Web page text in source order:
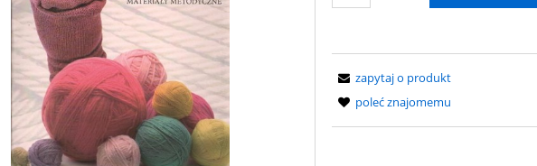
zapytaj o produkt
poleć znajomemu